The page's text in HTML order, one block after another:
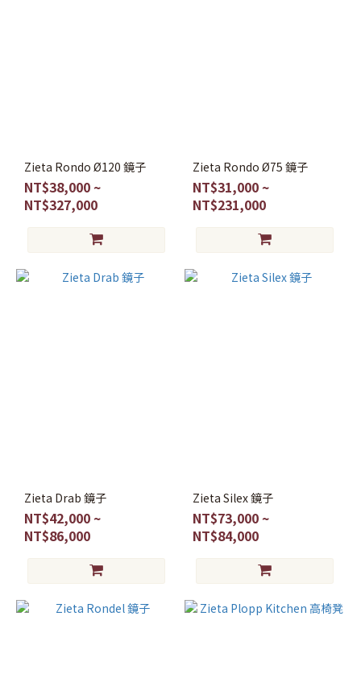
Zieta Rondo Ø120 鏡子
NT$38,000 ~
NT$327,000
Zieta Rondo Ø75 鏡子
NT$31,000 ~
NT$231,000
Zieta Drab 鏡子
NT$42,000 ~
NT$86,000
Zieta Silex 鏡子
NT$73,000 ~
NT$84,000